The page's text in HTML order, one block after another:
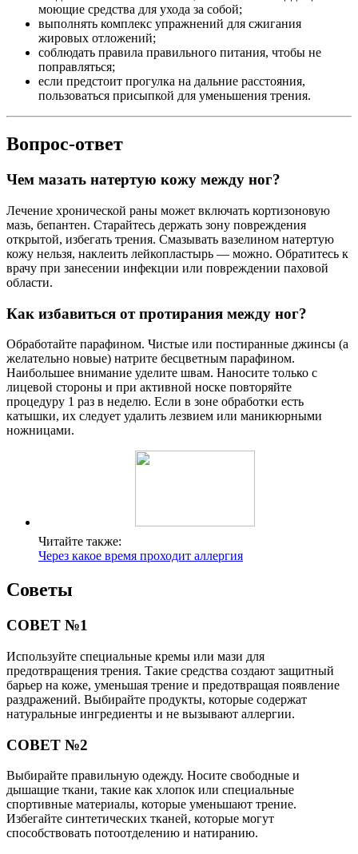
моющие средства для ухода за собой;
выполнять комплекс упражнений для сжигания
жировых отложений;
соблюдать правила правильного питания, чтобы не
поправляться;
если предстоит прогулка на дальние расстояния,
пользоваться присыпкой для уменьшения трения.
Вопрос-ответ
Чем мазать натертую кожу между ног?
Лечение хронической раны может включать кортизоновую
мазь, бепантен. Старайтесь держать зону повреждения
открытой, избегать трения. Смазывать вазелином натертую
кожу нельзя, наклеить лейкопластырь — можно. Обратитесь к
врачу при занесении инфекции или повреждении паховой
области.
Как избавиться от протирания между ног?
Обработайте парафином. Чистые или постиранные джинсы (а
желательно новые) натрите бесцветным парафином.
Наибольшее внимание уделите швам. Наносите только с
лицевой стороны и при активной носке повторяйте
процедуру 1 раз в неделю. Если в зоне обработки есть
катышки, их следует удалить лезвием или маникюрными
ножницами.
Читайте также:
Через какое время проходит аллергия
Советы
СОВЕТ №1
Используйте специальные кремы или мази для
предотвращения трения. Такие средства создают защитный
барьер на коже, уменьшая трение и предотвращая появление
раздражений. Выбирайте продукты, которые содержат
натуральные ингредиенты и не вызывают аллергии.
СОВЕТ №2
Выбирайте правильную одежду. Носите свободные и
дышащие ткани, такие как хлопок или специальные
спортивные материалы, которые уменьшают трение.
Избегайте синтетических тканей, которые могут
способствовать потоотделению и натиранию.